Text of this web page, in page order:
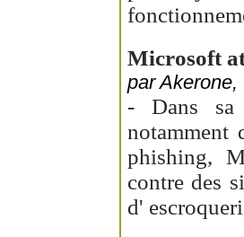
Microsoft
par
- Dans sa
notamment
phishing,
contre des
d'